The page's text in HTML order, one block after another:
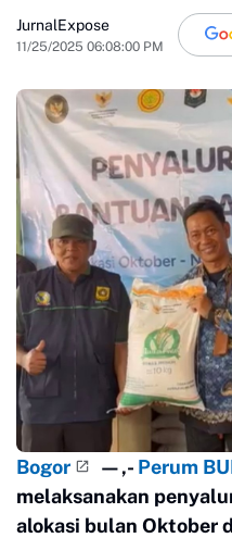
JurnalExpose
11/25/2025 06:08:00 PM
Bogor —,- Perum
melaksanakan
alokasi bulan Oktober